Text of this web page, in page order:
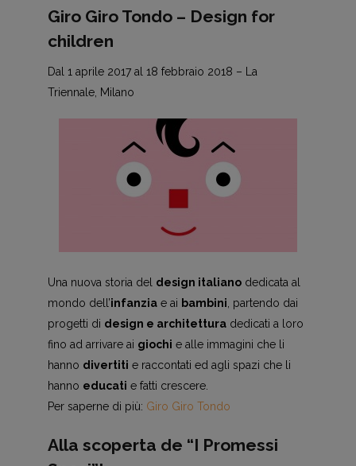
Giro Giro Tondo – Design for
children
Dal 1 aprile 2017 al 18 febbraio 2018 – La
Triennale, Milano
Una nuova storia del design italianodedicata al
mondo dell’infanziae ai bambini, partendo dai
progetti di design e architetturadedicati a loro
fino ad arrivare ai giochi e alle immagini che li
hanno divertiti e raccontati ed agli spazi che li
hanno educati e fatti crescere.
Per saperne di più: Giro Giro Tondo
Alla scoperta de “I Promessi